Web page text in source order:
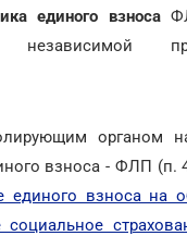
единого взноса
независимой
органом
взноса - ФЛП (п.
единого взноса на
социальное